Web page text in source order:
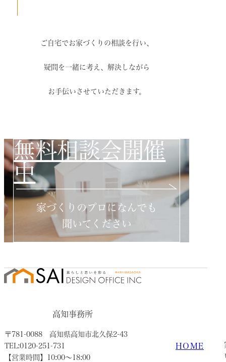
ご自宅でお家づくりの相談を行い、
疑問を一緒に考え、解決しながら
お手伝いさせていただきます。
無料相談会開催
中
家づくりのプロになんでも
聞いてください
高知事務所
〒781-0088 高知県高知市北久保2-43
TEL:0120-251-731
【営業時間】10:00〜18:00
HOME